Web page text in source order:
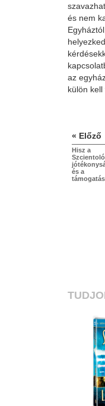
és nem
az
külön kell
« Előző
Hisz a
és a